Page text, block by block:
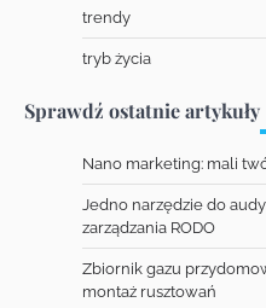
trendy
tryb życia
Sprawdź ostatnie artykuły
Nano marketing: mali
Jedno narzędzie do
zarządzania RODO
Zbiornik gazu
montaż rusztowań